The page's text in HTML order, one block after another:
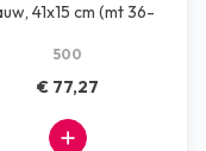
41x15 cm (mt 36-
500
€ 77,27